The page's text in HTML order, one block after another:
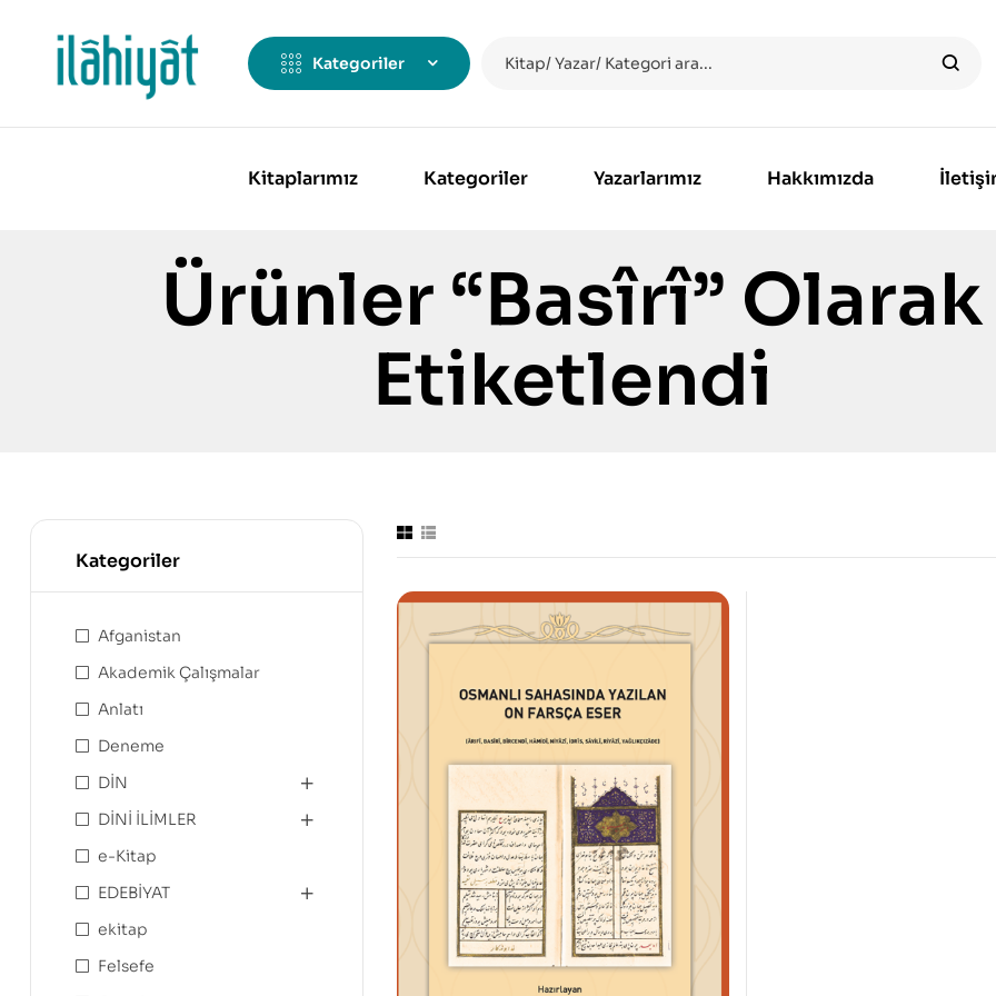
Kategoriler
Kitaplarımız Kategoriler Yazarlarımız Hakkımızda
Ürünler “Basîrî” Olarak
Etiketlendi
Kategoriler
Afganistan
Akademik Çalışmalar
Anlatı
Deneme
DİN
DİNİ İLİMLER
e-Kitap
EDEBİYAT
ekitap
Felsefe